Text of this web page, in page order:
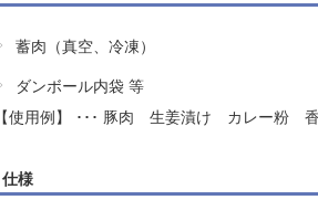
蓄肉（真空、冷凍）
ダンボール内袋 等
【使用例】 ･･･ 豚肉 生姜漬け カレー粉
仕様